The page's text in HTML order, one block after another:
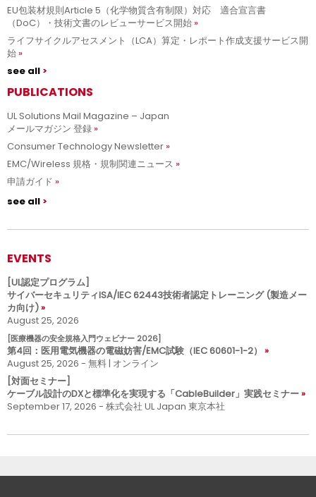
EU包装材規則Article 5（化学物質含有制限）対応 適合宣言書
（DoC）・技術文書のレビューサービス開始
ライフサイクルアセスメント（LCA）算定・レポート作成支援サービス開
始
see all
PUBLICATIONS
UL Solutions Mail Magazine – Japan
メールマガジン 登録
Consumer Technology Newsletter
EMC/Wireless 規格・規制関連ニュース
申請ガイド
see all
EVENTS
[UL認定プログラム]
サイバーセキュリティISA/IEC 62443技術者認定トレーニング (製造メー
カ向け)
August 25, 2026
[医療機器の安全規格入門ウェビナー 2026]
第4回：医用電気機器の電磁妨害/EMC試験（IEC 60601-1-2）
August 25, 2026 - 無料 | オンライン
[対面セミナー]
ケーブル設計のDXと標準化を実現する「CableBuilder」実践セミナー
September 17, 2026 - 株式会社 UL Japan 東京本社